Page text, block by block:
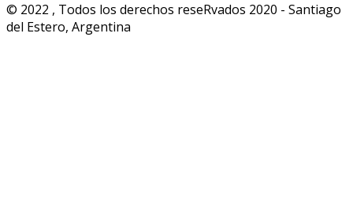
© 2022 , Todos los derechos reseRvados 2020 - Santiago
del Estero, Argentina